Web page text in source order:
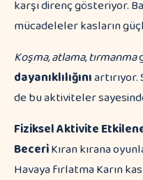
karşı direnç gösteriyor.
mücadeleler kasların
Koşma, atlama, tırmanma
dayanıklılığını
de bu aktiviteler
Fiziksel Aktivite
BeceriKıran kırana
Havaya fırlatma Karın